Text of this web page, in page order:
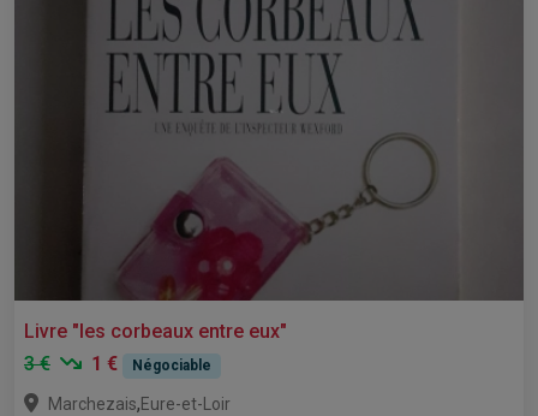
Livre "les corbeaux entre eux"
3 €
1 € Négociable
Marchezais,Eure-et-Loir